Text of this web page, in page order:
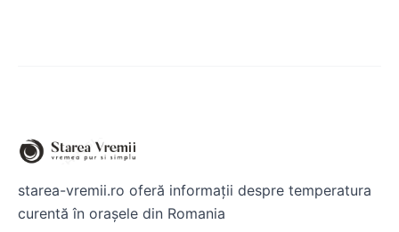
starea-vremii.ro oferă informații despre temperatura
curentă în orașele din Romania